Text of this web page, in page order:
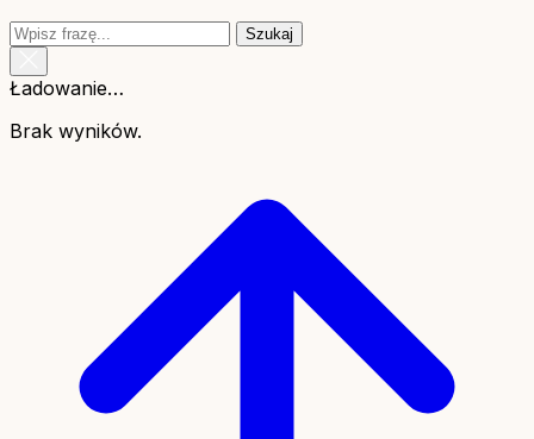
Szukaj
Ładowanie…
Brak wyników.